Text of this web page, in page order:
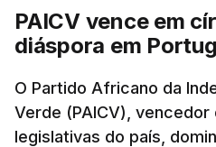
PAICV vence em
diáspora em
O Partido Africano da
Verde (PAICV), vencedor
legislativas do país,